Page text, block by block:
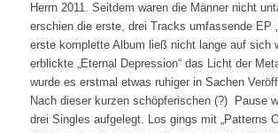
Herrn 2011. Seitdem waren die Männer nicht
erschien die erste, drei Tracks umfassende EP
erste komplette Album ließ nicht lange auf sich
erblickte „Eternal Depression“ das Licht der
wurde es erstmal etwas ruhiger in Sachen
Nach dieser kurzen schöpferischen (?) Pause
drei Singles aufgelegt. Los gings mit „Patterns